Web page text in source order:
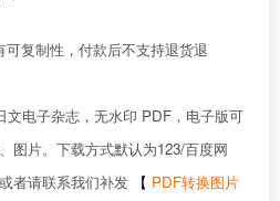
可复制性，付款后不支持退货退
文电子杂志，无水印 PDF，电子版可
图片。下载方式默认为123/百度网
者请联系我们补发
【 PDF转换图片